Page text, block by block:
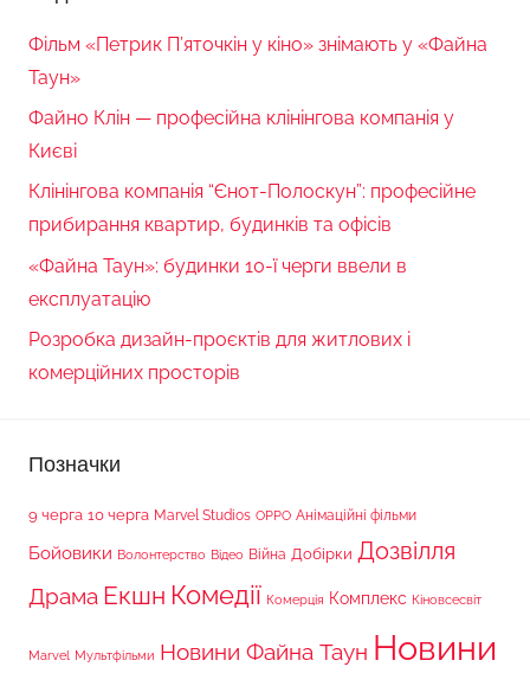
Фільм «Петрик П’яточкін у кіно» знімають у «Файна
Таун»
Файно Клін — професійна клінінгова компанія у
Києві
Клінінгова компанія “Єнот-Полоскун”: професійне
прибирання квартир, будинків та офісів
«Файна Таун»: будинки 10-ї черги ввели в
експлуатацію
Розробка дизайн-проєктів для житлових і
комерційних просторів
Позначки
9 черга 10 черга Marvel Studios OPPO Анімаційні фільми
Бойовики Волонтерство Відео Війна Добірки Дозвілля
Драма Екшн Комедії Комерція Комплекс Кіновсесвіт
Marvel Мультфільми Новини Файна Таун Новини